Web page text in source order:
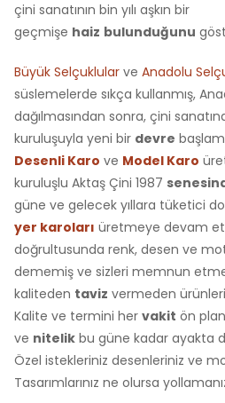
çini sanatının bin yılı aşkın bir
geçmişe haiz bulunduğunu
Büyük Selçuklular ve Anadolu
süslemelerde sıkça kullanmış,
dağılmasından sonra, çini
kuruluşuyla yeni bir devre
Desenli Karo ve Model Karo
kuruluşlu Aktaş Çini 1987
güne ve gelecek yıllara tüketici
yer karoları üretmeye devam
doğrultusunda renk, desen ve
dememiş ve sizleri memnun
kaliteden taviz vermeden
Kalite ve termini her vakit ön
ve nitelik bu güne kadar ayakta
Özel istekleriniz desenleriniz ve
Tasarımlarınız ne olursa